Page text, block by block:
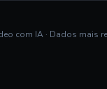
com IA · Dados mais